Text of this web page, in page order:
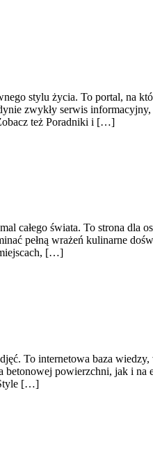
stylu życia. To portal, na
zwykły serwis
też Poradniki i […]
całego świata. To strona dla
pełną wrażeń kulinarne
[…]
To internetowa baza
powierzchni, jak i
[…]